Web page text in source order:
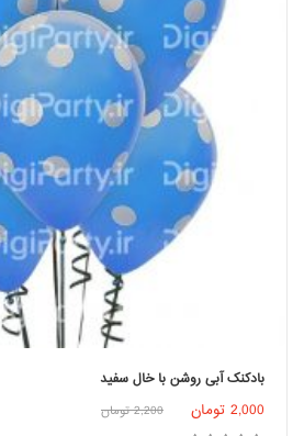
افزودن به سبد خرید
بادکنک آبی روشن با خال سفید
2,000 تومان 2,200 تومان